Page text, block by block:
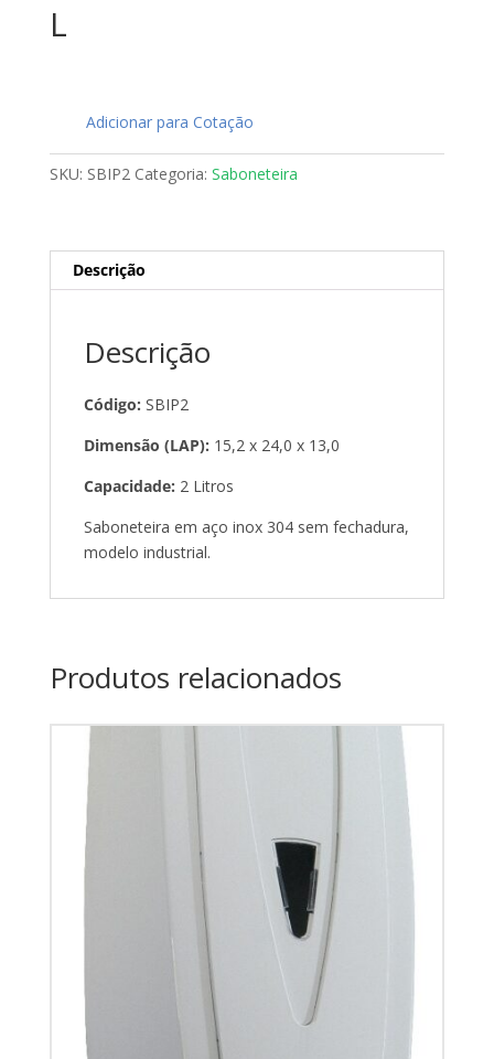
L
Adicionar para Cotação
SKU: SBIP2 Categoria: Saboneteira
Descrição
Descrição
Código: SBIP2
Dimensão (LAP): 15,2 x 24,0 x 13,0
Capacidade: 2 Litros
Saboneteira em aço inox 304 sem fechadura,
modelo industrial.
Produtos relacionados